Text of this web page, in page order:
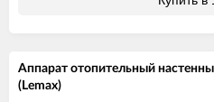
Аппарат отопительный
(Lemax)